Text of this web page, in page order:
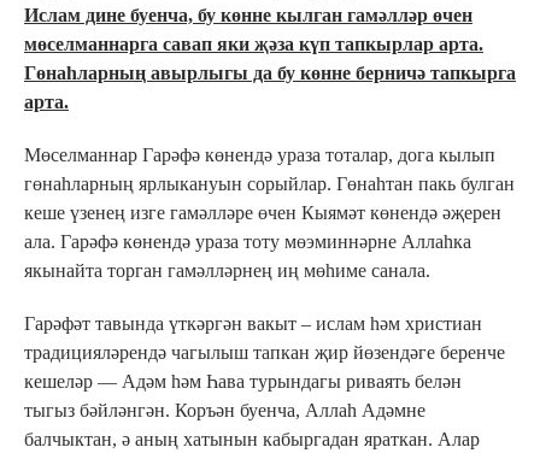
Ислам дине буенча, бу көнне кылган гамәлләр өчен
мөселманнарга савап яки җәза күп тапкырлар арта.
Гөнаһларның авырлыгы да бу көнне берничә тапкырга
арта.
Мөселманнар Гарәфә көнендә ураза тоталар, дога кылып
гөнаһларның ярлыкануын сорыйлар. Гөнаһтан пакь булган
кеше үзенең изге гамәлләре өчен Кыямәт көнендә әҗерен
ала. Гарәфә көнендә ураза тоту мөэминнәрне Аллаһка
якынайта торган гамәлләрнең иң мөһиме санала.
Гарәфәт тавында үткәргән вакыт – ислам һәм христиан
традицияләрендә чагылыш тапкан җир йөзендәге беренче
кешеләр — Адәм һәм Һава турындагы риваять белән
тыгыз бәйләнгән. Коръән буенча, Аллаһ Адәмне
балчыктан, ә аның хатынын кабыргадан яраткан. Алар